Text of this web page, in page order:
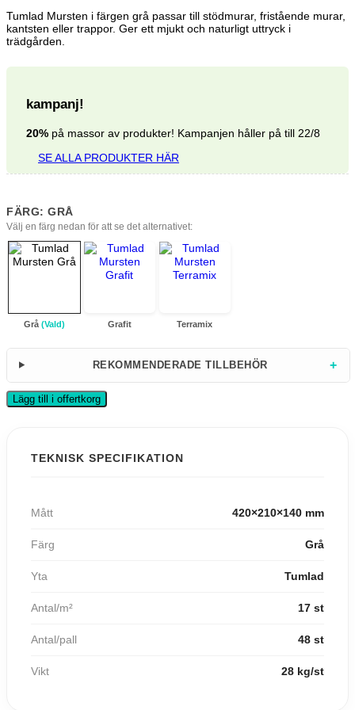
var:
76.41 kr.
är:
61.13 kr.
Tumlad Mursten i färgen grå passar till stödmurar, fristående murar,
kantsten eller trappor. Ger ett mjukt och naturligt uttryck i
trädgården.
kampanj!
20% på massor av produkter! Kampanjen håller på till 22/8
SE ALLA PRODUKTER HÄR
FÄRG: GRÅ
Välj en färg nedan för att se det alternativet:
Grå (Vald) Grafit Terramix
REKOMMENDERADE TILLBEHÖR +
Lägg till i offertkorg
TEKNISK SPECIFIKATION
Mått 420×210×140 mm
Färg Grå
Yta Tumlad
Antal/m² 17 st
Antal/pall 48 st
Vikt 28 kg/st